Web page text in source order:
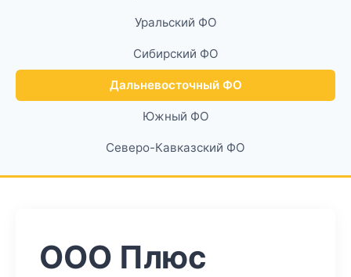
Уральский ФО
Сибирский ФО
Дальневосточный ФО
Южный ФО
Северо-Кавказский ФО
ООО Плюс